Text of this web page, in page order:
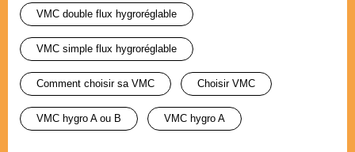
VMC double flux hygroréglable
VMC simple flux hygroréglable
comment choisir sa VMC choisir VMC
VMC hygro A ou B VMC hygro A